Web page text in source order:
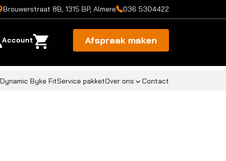
Brouwerstraat 8B, 1315 BP, Almere 036 5304422
Account Afspraak maken
Dynamic Byke FitService pakketOver ons Contact